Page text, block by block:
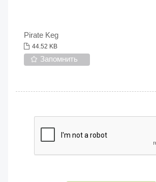
Pirate Keg
44.52 KB
Запомнить